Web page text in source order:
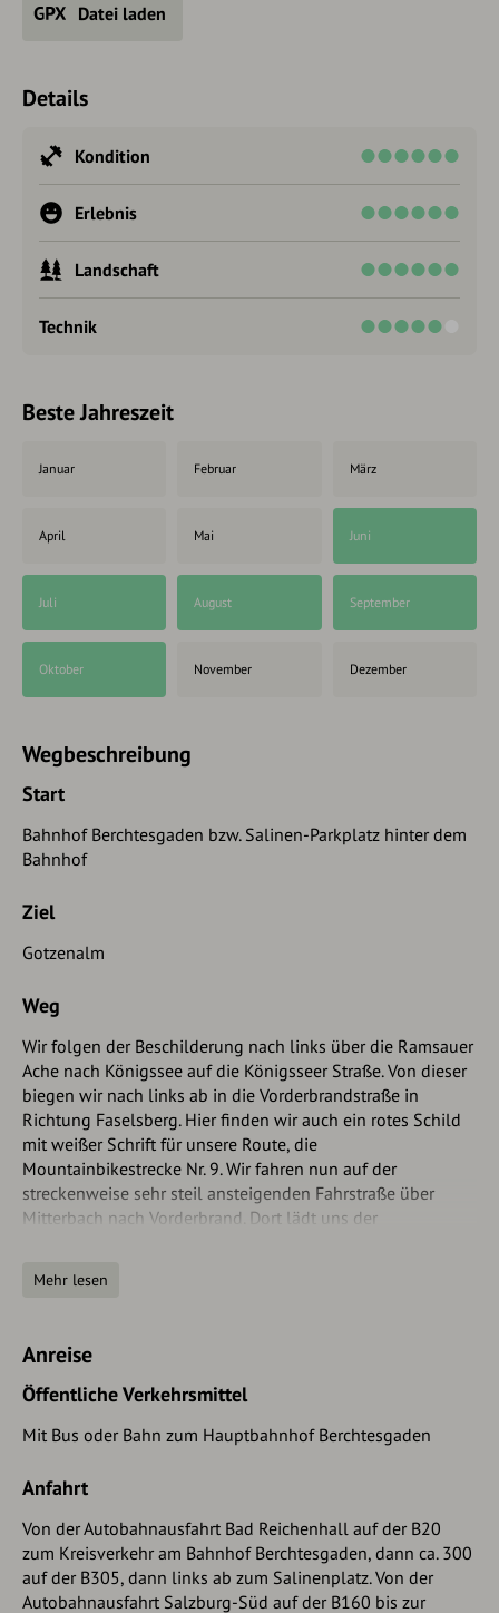
Datei laden
Details
Kondition
Erlebnis
Landschaft
Technik
Beste Jahreszeit
Januar Februar März
April Mai Juni
Juli August September
Oktober November Dezember
Wegbeschreibung
Start
Bahnhof Berchtesgaden bzw. Salinen-Parkplatz hinter dem
Bahnhof
Ziel
Gotzenalm
Weg
Wir folgen der Beschilderung nach links über die Ramsauer
Ache nach Königssee auf die Königsseer Straße. Von dieser
biegen wir nach links ab in die Vorderbrandstraße in
Richtung Faselsberg. Hier finden wir auch ein rotes Schild
mit weißer Schrift für unsere Route, die
Mountainbikestrecke Nr. 9. Wir fahren nun auf der
streckenweise sehr steil ansteigenden Fahrstraße über
Mitterbach nach Vorderbrand. Dort lädt uns der
Dieser ist ein alternativer Startpunkt für unsere Tour: Wer
Wir fahren nach links auf den langgezogenen Parkplatz, bis
uns ein rotes Schild nach rechts auf einen Forstweg schickt.
Auf einem weiteren Schild erhalten wir die Information,
dass uns noch 12,5 km bis zur Gotzenalm bevorstehen. Wir
Wald. Dieses und andere Hindernisse, vor allem Viehroste,
folgenden Abfahrten. Bald zweigt der Wanderweg zur
Gotzenalm nach links ab, wir radeln jedoch weiter
geradeaus.Achtung: Es ist imNationalpark Berchtesgaden
streng verboten, außerhalb der ausgewiesenen Strecken zu
Mehr lesen
Anreise
Öffentliche Verkehrsmittel
Mit Bus oder Bahn zum Hauptbahnhof Berchtesgaden
Anfahrt
Von der Autobahnausfahrt Bad Reichenhall auf der B20
zum Kreisverkehr am Bahnhof Berchtesgaden, dann ca. 300
auf der B305, dann links ab zum Salinenplatz. Von der
Autobahnausfahrt Salzburg-Süd auf der B160 bis zur